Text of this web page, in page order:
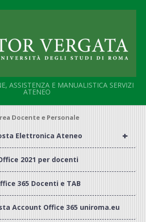
ASSISTENZA E MANUALISTICA SERVIZI
ATENEO
Docente e Personale
+
Elettronica Ateneo
2021 per docenti
365 Docenti e TAB
Account Office 365 uniroma.eu